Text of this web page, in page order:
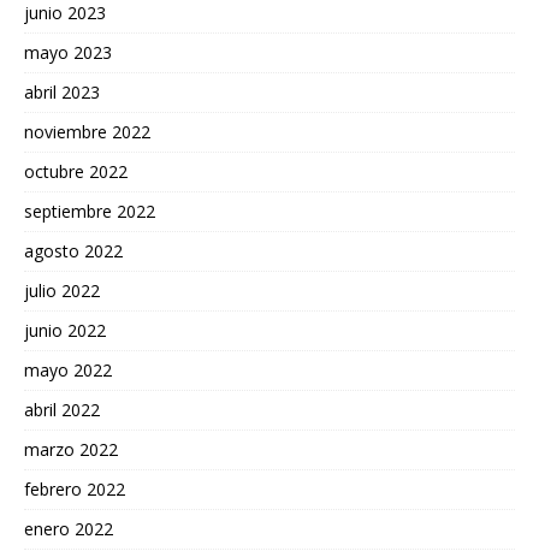
junio 2023
mayo 2023
abril 2023
noviembre 2022
octubre 2022
septiembre 2022
agosto 2022
julio 2022
junio 2022
mayo 2022
abril 2022
marzo 2022
febrero 2022
enero 2022